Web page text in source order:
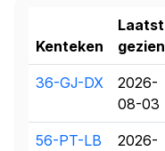
Kenteken
Laatst
gezien
36-GJ-DX
2026-
08-03
56-PT-LB
2026-